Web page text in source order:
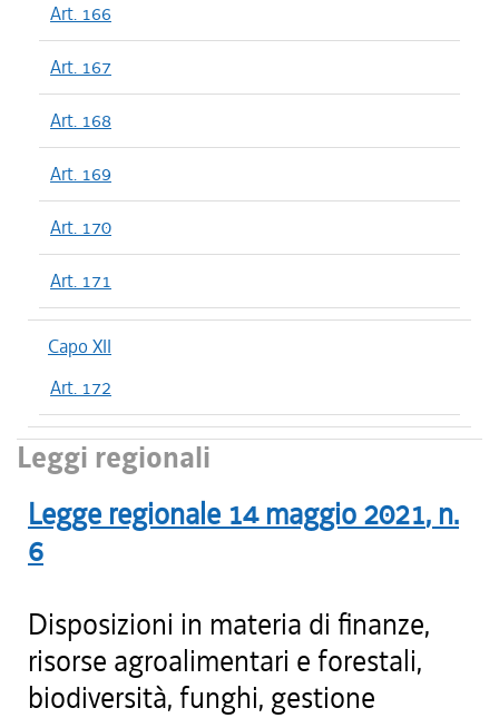
Art. 166
Art. 167
Art. 168
Art. 169
Art. 170
Art. 171
Capo XII
Art. 172
Leggi regionali
Legge regionale 14 maggio 2021, n.
6
Disposizioni in materia di finanze,
risorse agroalimentari e forestali,
biodiversità, funghi, gestione